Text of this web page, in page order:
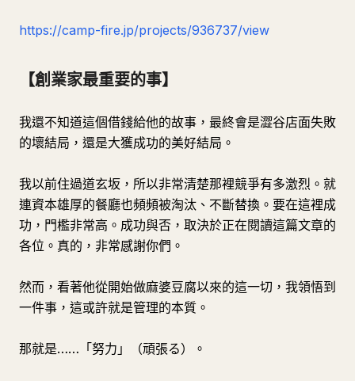
https://camp-fire.jp/projects/936737/view
【創業家最重要的事】
我還不知道這個借錢給他的故事，最終會是澀谷店面失敗
的壞結局，還是大獲成功的美好結局。
我以前住過道玄坂，所以非常清楚那裡競爭有多激烈。就
連資本雄厚的餐廳也頻頻被淘汰、不斷替換。要在這裡成
功，門檻非常高。成功與否，取決於正在閱讀這篇文章的
各位。真的，非常感謝你們。
然而，看著他從開始做麻婆豆腐以來的這一切，我領悟到
一件事，這或許就是管理的本質。
那就是……「努力」（頑張る）。